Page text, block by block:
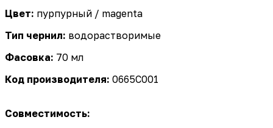
Цвет: пурпурный / magenta
Тип чернил: водорастворимые
Фасовка: 70 мл
Код производителя: 0665C001
Совместимость: